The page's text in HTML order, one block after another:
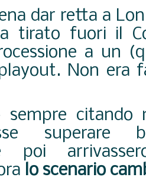
dar retta a
tirato fuori il
a un
Non era
sempre citando
superare
poi
lo scenario